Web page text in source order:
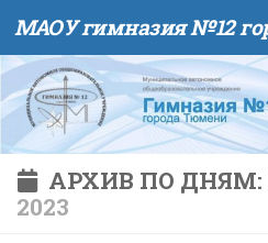
Skip to content
АРХИВ ПО ДНЯМ:
2023